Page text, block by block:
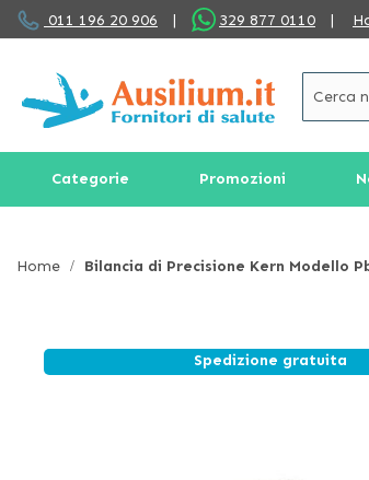
Salta
al
011 196 20 906 | 329 877 0110 |
Categorie Promozioni
Home Bilancia di Precisione Kern Modello
Spedizione gratuita